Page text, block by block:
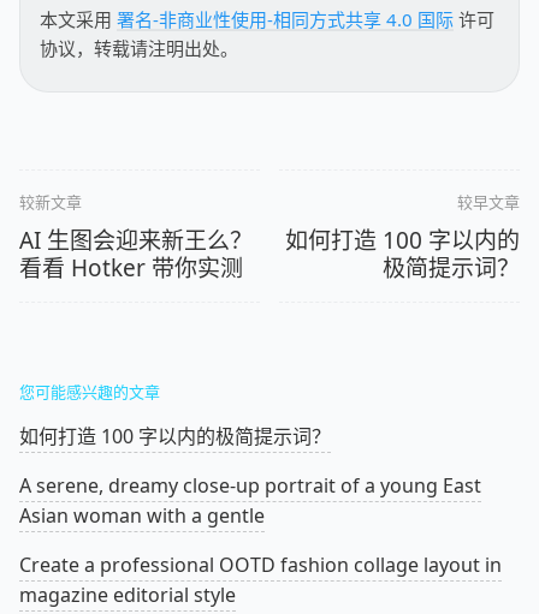
本文采用 署名-非商业性使用-相同方式共享 4.0 国际 许可
协议，转载请注明出处。
较新文章
AI 生图会迎来新王么？
看看 Hotker 带你实测
较早文章
如何打造 100 字以内的
极简提示词？
您可能感兴趣的文章
如何打造 100 字以内的极简提示词？
A serene, dreamy close-up portrait of a young East
Asian woman with a gentle
Create a professional OOTD fashion collage layout in
magazine editorial style